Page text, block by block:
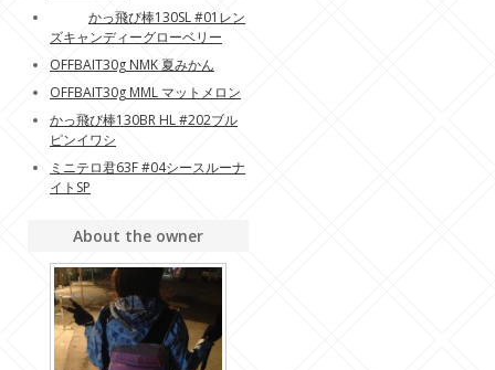
かっ飛び棒130SL #01レン
ズキャンディーグローベリー
OFFBAIT30g NMK 夏みかん
OFFBAIT30g MML マットメロン
かっ飛び棒130BR HL #202ブル
ピンイワシ
ミニテロ君63F #04シースルーナ
イトSP
About the owner